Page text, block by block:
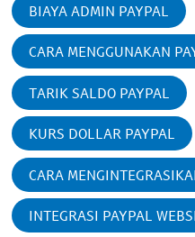
BIAYA ADMIN PAYPAL
CARA MENGGUNAKAN
TARIK SALDO PAYPAL
KURS DOLLAR PAYPAL
CARA
INTEGRASI PAYPAL